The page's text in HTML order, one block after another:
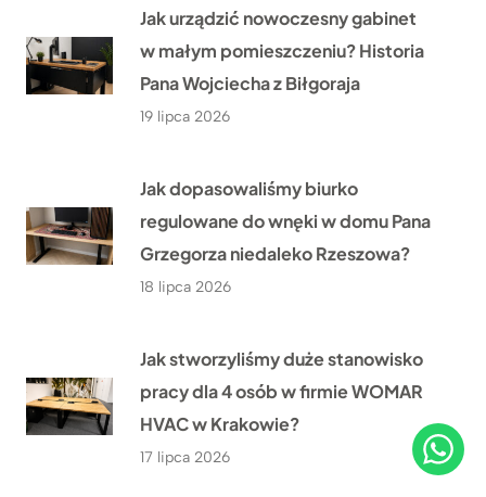
Jak urządzić nowoczesny gabinet
w małym pomieszczeniu? Historia
Pana Wojciecha z Biłgoraja
19 lipca 2026
Jak dopasowaliśmy biurko
regulowane do wnęki w domu Pana
Grzegorza niedaleko Rzeszowa?
18 lipca 2026
Jak stworzyliśmy duże stanowisko
pracy dla 4 osób w firmie WOMAR
HVAC w Krakowie?
17 lipca 2026